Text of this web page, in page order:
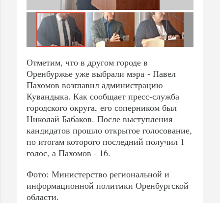
Отметим, что в другом городе в
Оренбуржье уже выбрали мэра - Павел
Пахомов возглавил администрацию
Кувандыка. Как сообщает пресс-служба
городского округа, его соперником был
Николай Бабаков. После выступления
кандидатов прошло открытое голосование,
по итогам которого последний получил 1
голос, а Пахомов - 16.
Фото: Министерство региональной и
информационной политики Оренбургской
области.